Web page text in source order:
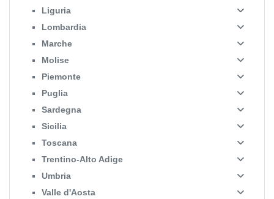
Liguria
Lombardia
Marche
Molise
Piemonte
Puglia
Sardegna
Sicilia
Toscana
Trentino-Alto Adige
Umbria
Valle d'Aosta